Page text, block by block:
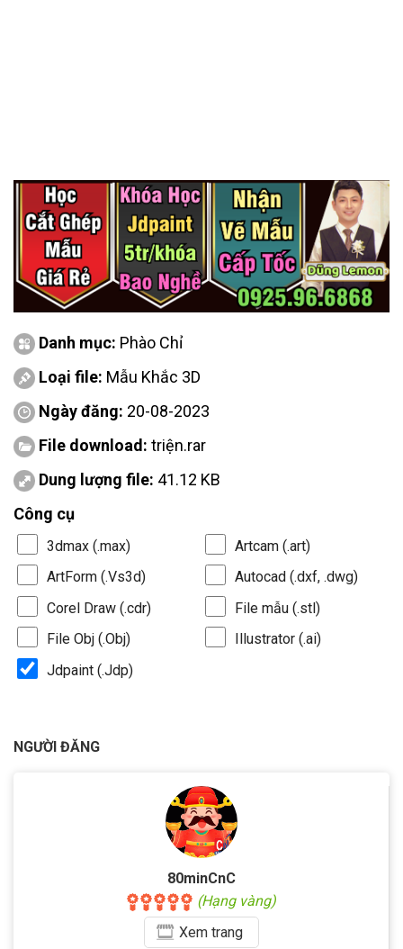
Danh mục: Phào Chỉ
Loại file: Mẫu Khắc 3D
Ngày đăng: 20-08-2023
File download: triện.rar
Dung lượng file: 41.12 KB
Công cụ
3dmax (.max)
Artcam (.art)
ArtForm (.Vs3d)
Autocad (.dxf, .dwg)
Corel Draw (.cdr)
File mẫu (.stl)
File Obj (.Obj)
Illustrator (.ai)
Jdpaint (.Jdp)
NGƯỜI ĐĂNG
80minCnC
(Hạng vàng)
Xemtrang